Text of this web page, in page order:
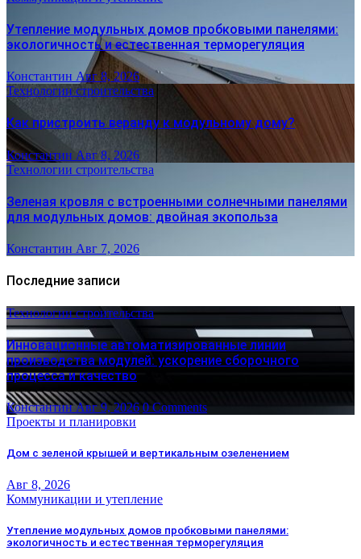
Утепление модульных домов пробковыми панелями:
экологичность и естественная терморегуляция
Константин Авг 8, 2026
Технологии строительства
Как пристроить веранду к модульному дому?
Константин Авг 8, 2026
Технологии строительства
Зеленая кровля с встроенными солнечными панелями
для модульных домов: двойная экопольза
Константин Авг 7, 2026
Последние записи
Технологии строительства
Инновационные автоматизированные линии
производства модулей: ускорение сборочного
процесса и качество
КонстантинАвг 9, 2026 0 Comments
Проекты и планировки
Дом с зеленой крышей и вертикальным озеленением
Авг 8, 2026
Коммуникации и утепление
Утепление модульных домов пробковыми панелями:
экологичность и естественная терморегуляция